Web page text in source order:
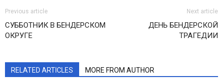
Previous article
СУББОТНИК В БЕНДЕРСКОМ
ОКРУГЕ
Next article
ДЕНЬ БЕНДЕРСКОЙ
ТРАГЕДИИ
RELATED ARTICLES MORE FROM AUTHOR